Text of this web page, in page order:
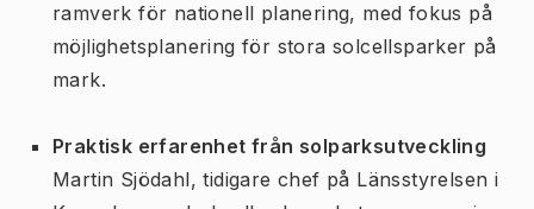
ramverk för nationell planering, med fokus på
möjlighetsplanering för stora solcellsparker på
mark.
Praktisk erfarenhet från solparksutveckling
Martin Sjödahl, tidigare chef på Länsstyrelsen i